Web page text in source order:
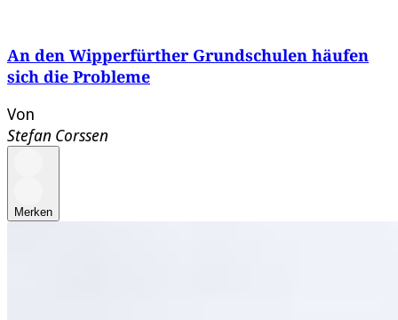
An den Wipperfürther Grundschulen häufen
sich die Probleme
Von
Stefan Corssen
Merken